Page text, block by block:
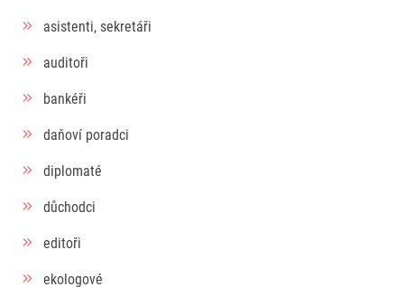
asistenti, sekretáři
auditoři
bankéři
daňoví poradci
diplomaté
důchodci
editoři
ekologové